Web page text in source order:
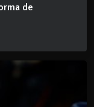
de